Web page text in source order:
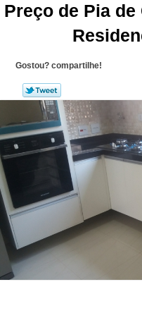
Preço de Pia
Gostou? compartilhe!